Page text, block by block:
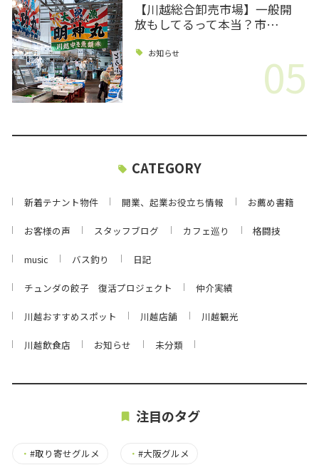
【川越総合卸売市場】一般開
放もしてるって本当？市…
お知らせ 05
CATEGORY
新着テナント物件 開業、起業お役立ち情報 お薦め書籍
お客様の声 スタッフブログ カフェ巡り 格闘技
music バス釣り 日記
チュンダの餃子 復活プロジェクト 仲介実績
川越おすすめスポット 川越店舗 川越観光
川越飲食店 お知らせ 未分類
注目のタグ
・ #取り寄せグルメ ・#大阪グルメ